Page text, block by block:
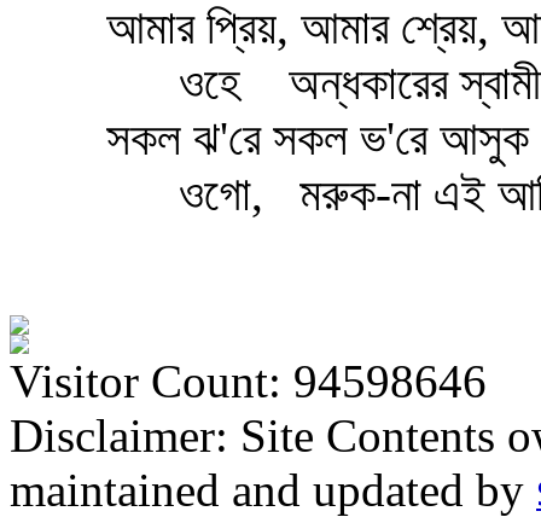
আমার প্রিয়, আমার শ্রেয়,
ওহে
অন্ধকারের
সকল ঝ'রে সকল ভ'রে আসুক
ওগো,
মরুক-না এই
Visitor Count: 94598646
Disclaimer: Site Contents
maintained and updated by